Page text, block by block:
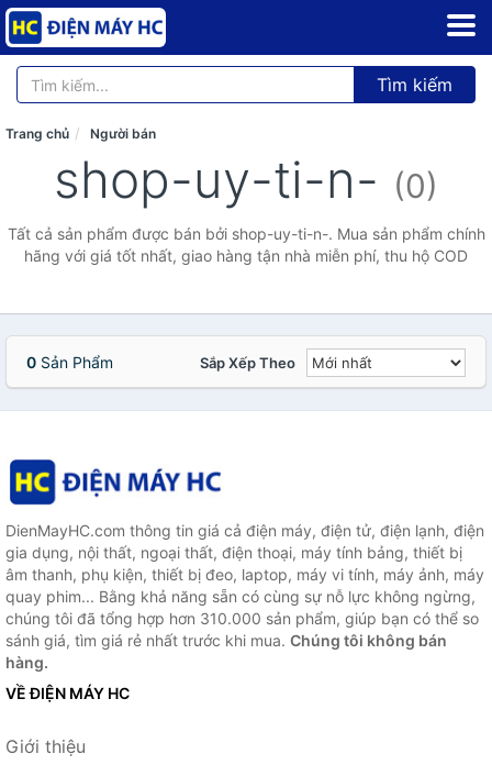
Tìm kiếm
Trang chủ Người bán
shop-uy-ti-n- (0)
Tất cả sản phẩm được bán bởi shop-uy-ti-n-. Mua sản phẩm chính
hãng với giá tốt nhất, giao hàng tận nhà miễn phí, thu hộ COD
0 Sản Phẩm Sắp Xếp Theo
DienMayHC.com thông tin giá cả điện máy, điện tử, điện lạnh, điện
gia dụng, nội thất, ngoại thất, điện thoại, máy tính bảng, thiết bị
âm thanh, phụ kiện, thiết bị đeo, laptop, máy vi tính, máy ảnh, máy
quay phim... Bằng khả năng sẵn có cùng sự nỗ lực không ngừng,
chúng tôi đã tổng hợp hơn 310.000 sản phẩm, giúp bạn có thể so
sánh giá, tìm giá rẻ nhất trước khi mua. Chúng tôi không bán
hàng.
VỀ ĐIỆN MÁY HC
Giới thiệu